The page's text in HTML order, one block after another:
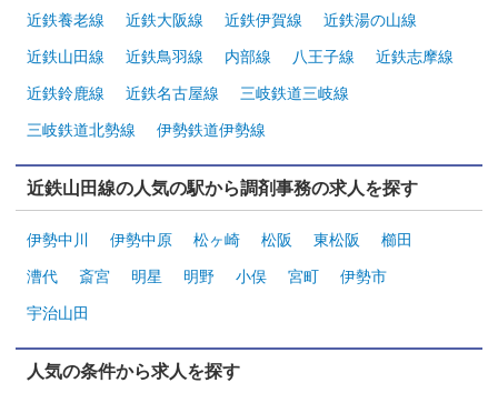
近鉄養老線 近鉄大阪線 近鉄伊賀線 近鉄湯の山線
近鉄山田線 近鉄鳥羽線 内部線 八王子線 近鉄志摩線
近鉄鈴鹿線 近鉄名古屋線 三岐鉄道三岐線
三岐鉄道北勢線 伊勢鉄道伊勢線
近鉄山田線の人気の駅から調剤事務の求人を探す
伊勢中川 伊勢中原 松ヶ崎 松阪 東松阪 櫛田
漕代 斎宮 明星 明野 小俣 宮町 伊勢市
宇治山田
人気の条件から求人を探す